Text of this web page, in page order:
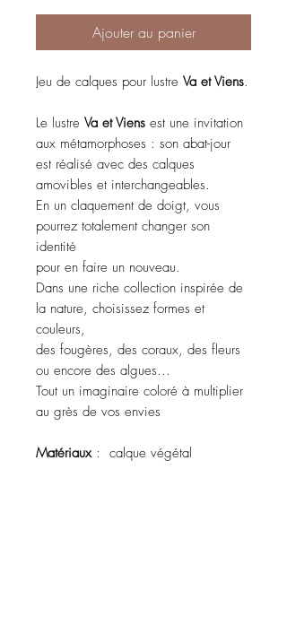
Ajouter au panier
Jeu de calques pour lustre Va et Viens.
Le lustre Va et Viens est une invitation
aux métamorphoses : son abat-jour
est réalisé avec des calques
amovibles et interchangeables.
En un claquement de doigt, vous
pourrez totalement changer son
identité
pour en faire un nouveau.
Dans une riche collection inspirée de
la nature, choisissez formes et
couleurs,
des fougères, des coraux, des fleurs
ou encore des algues...
Tout un imaginaire coloré à multiplier
au grès de vos envies
Matériaux: calque végétal